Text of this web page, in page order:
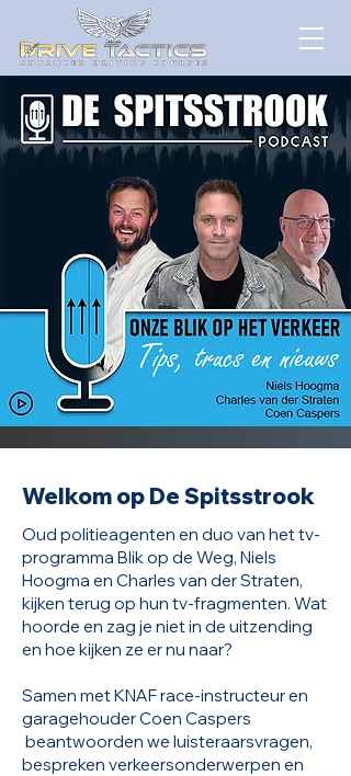
Welkom op De Spitsstrook
Oud politieagenten en duo van het tv-
programma Blik op de Weg, Niels
Hoogma en Charles van der Straten,
kijken terug op hun tv-fragmenten. Wat
hoorde en zag je niet in de uitzending
en hoe kijken ze er nu naar?
Samen met KNAF race-instructeur en
garagehouder Coen Caspers
beantwoorden we luisteraarsvragen,
bespreken verkeersonderwerpen en